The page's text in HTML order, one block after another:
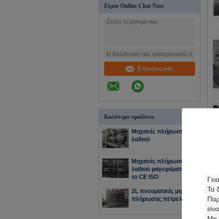
Είμαι Online Chat Now
Επικοινωνία
Καλύτερα προϊόντα
Μηχανές πλήρωσης
λαδιού
Μηχανές πλήρωσης
λαδιού μαγειρέματος με
το CE ISO
2L πνευματικές μηχανές
πλήρωσης πετρελαίου